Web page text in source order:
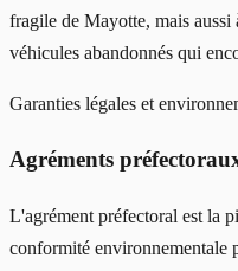
fragile de Mayotte, mais
véhicules abandonnés qui
Garanties légales et
Agréments
L'agrément préfectoral est la
conformité environnementale